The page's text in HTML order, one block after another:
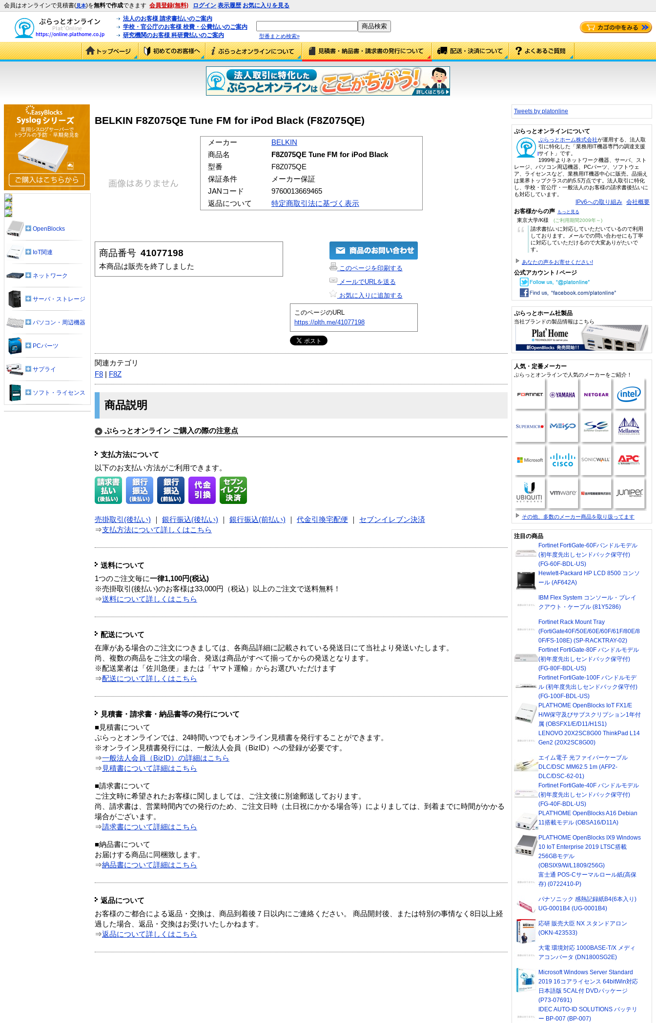
会員はオンラインで見積書(見本)を無料で作成できます 会員登録(無料) ログイン 表示履歴 お気に入りを見る
法人のお客様 請求書払いのご案内
学校・官公庁のお客様 校費・公費払いのご案内
研究機関のお客様 科研費払いのご案内
型番まとめ検索»
BELKIN F8Z075QE Tune FM for iPod Black (F8Z075QE)
メーカー
BELKIN
商品名
F8Z075QE Tune FM for iPod Black
型番
F8Z075QE
保証条件
メーカー保証
JANコード
9760013669465
返品について
特定商取引法に基づく表示
商品番号 41077198
本商品は販売を終了しました
このページを印刷する
メールでURLを送る
お気に入りに追加する
このページのURL
https://plth.me/41077198
関連カテゴリ
F8
F8Z
商品説明
ぷらっとオンライン ご購入の際の注意点
支払方法について
以下のお支払い方法がご利用できます。
売掛取引(後払い) 銀行振込(後払い) 銀行振込(前払い) 代金引換宅配便
セブンイレブン決済
⇒支払方法について詳しくはこちら
送料について
1つのご注文毎に一律1,100円(税込)
※売掛取引(後払い)のお客様は33,000円（税込）以上のご注文で送料無料！
⇒送料について詳しくはこちら
配送について
在庫がある場合のご注文につきましては、各商品詳細に記載されている発送日にて当社より発送いたします。
尚、複数の商品をご注文の場合、発送は商品がすべて揃ってからの発送となります。
※配送業者は「佐川急便」または「ヤマト運輸」からお選びいただけます
⇒配送について詳しくはこちら
見積書・請求書・納品書等の発行について
■見積書について
ぷらっとオンラインでは、24時間いつでもオンライン見積書を発行することができます。
※オンライン見積書発行には、一般法人会員（BizID）への登録が必要です。
⇒一般法人会員（BizID）の詳細はこちら
⇒ 見積書について詳細はこちら
■請求書について
ご注文時に希望されたお客様に関しましては、ご注文後に別途郵送しております。
尚、請求書は、営業時間内での発行のため、ご注文日時（土日祝にかかる場合等）によりましては、到着までに時間がかかる
場合がございます。
⇒請求書について詳細はこちら
■納品書について
お届けする商品に同梱致します。
⇒納品書について詳細はこちら
返品について
お客様のご都合による返品・交換は、商品到着後７日以内にご連絡ください。 商品開封後、または特別の事情なく8日以上経
過した場合、返品・交換はお受けいたしかねます。
⇒返品について詳しくはこちら
OpenBlocks
IoT関連
ネットワーク
サーバ・ストレージ
パソコン・周辺機器
PCパーツ
サプライ
ソフト・ライセンス
Tweets by platonline
ぷらっとオンラインについて
ぷらっとホーム株式会社が運用する、法人取
引に特化した「業務用IT機器専門の調達支援
サイト」です。
1999年よりネットワーク機器、サーバ、スト
レージ、パソコン周辺機器、PCパーツ、ソフトウェ
ア、ライセンスなど、業務用IT機器中心に販売。品揃え
は業界トップクラスの約5.5万点です。法人取引に特化
し、学校・官公庁・一般法人のお客様の請求書後払いに
も対応しています。
IPv6への取り組み 会社概要
お客様からの声 もっと見る
東京大学/K様 (ご利用期間2009年～)
“
請求書払いに対応していただいているので利用
しております。メールでの問い合わせにも丁寧
に対応していただけるので大変ありがたいで
す。
あなたの声をお寄せください!
公式アカウント / ページ
ぷらっとホーム社製品
当社ブランドの製品情報はこちら
人気・定番メーカー
ぷらっとオンラインで人気のメーカーをご紹介！
その他、多数のメーカー商品を取り扱ってます
注目の商品
Fortinet FortiGate-60Fバンドルモデル
(初年度先出しセンドバック保守付)
(FG-60F-BDL-US)
Hewlett-Packard HP LCD 8500 コンソ
ール (AF642A)
IBM Flex System コンソール・ブレイ
クアウト・ケーブル (81Y5286)
Fortinet Rack Mount Tray
(FortiGate40F/50E/60E/60F/61F/80E/8
0F/FS-108E) (SP-RACKTRAY-02)
Fortinet FortiGate-80F バンドルモデル
(初年度先出しセンドバック保守付)
(FG-80F-BDL-US)
Fortinet FortiGate-100F バンドルモデ
ル (初年度先出しセンドバック保守付)
(FG-100F-BDL-US)
PLAT'HOME OpenBlocks IoT FX1/E
H/W保守及びサブスクリプション1年付
属 (OBSFX1/E/D11/H1S1)
LENOVO 20X2SC8G00 ThinkPad L14
Gen2 (20X2SC8G00)
エイム電子 光ファイバーケーブル
DLC/DSC MM62.5 1m (AFP2-
DLC/DSC-62-01)
Fortinet FortiGate-40F バンドルモデル
(初年度先出しセンドバック保守付)
(FG-40F-BDL-US)
PLAT'HOME OpenBlocks A16 Debian
11搭載モデル (OBSA16/D11A)
PLAT'HOME OpenBlocks IX9 Windows
10 IoT Enterprise 2019 LTSC搭載
256GBモデル
(OBSIX9/W/L1809/256G)
富士通 POS-Cサーマルロール紙(高保
存) (0722410-P)
パナソニック 感熱記録紙B4(6本入り)
UG-0001B4 (UG-0001B4)
応研 販売大臣 NX スタンドアロン
(OKN-423533)
大電 環境対応 1000BASE-T/X メディ
アコンバータ (DN1800SG2E)
Microsoft Windows Server Standard
2019 16コアライセンス 64bitWin対応
日本語版 5CAL付 DVDパッケージ
(P73-07691)
IDEC AUTO-ID SOLUTIONS バッテリ
ー BP-007 (BP-007)